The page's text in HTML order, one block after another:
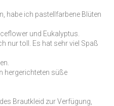
habe ich pastellfarbene Blüten
und Eukalyptus.
nur toll. Es hat sehr viel Spaß
hergerichteten süße
Brautkleid zur Verfügung,